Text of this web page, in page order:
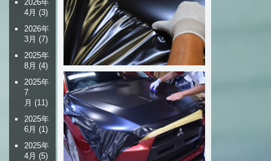
2026年
4月 (3)
2026年
3月 (7)
2025年
8月 (4)
2025年
7
月 (11)
2025年
6月 (1)
2025年
4月 (5)